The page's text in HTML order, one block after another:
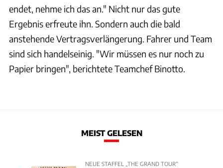
endet, nehme ich das an." Nicht nur das gute
Ergebnis erfreute ihn. Sondern auch die bald
anstehende Vertragsverlängerung. Fahrer und Team
sind sich handelseinig. "Wir müssen es nur noch zu
Papier bringen", berichtete Teamchef Binotto.
MEIST GELESEN
NEUE STAFFEL „THE GRAND TOUR“